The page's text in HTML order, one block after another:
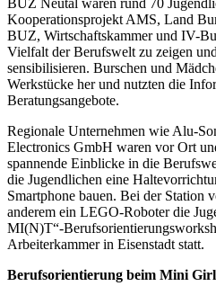
Kooperationsprojekt AMS, Land
BUZ, Wirtschaftskammer und IV-
Vielfalt der Berufswelt zu zeigen
sensibilisieren. Burschen und
Werkstücke her und nutzten die
Beratungsangebote.
Regionale Unternehmen wie Alu-
Electronics GmbH waren vor Ort
spannende Einblicke in die
die Jugendlichen eine
Smartphone bauen. Bei der Station
anderem ein LEGO-Roboter die
MI(N)T“-
Arbeiterkammer in Eisenstadt statt.
Berufsorientierung beim Mini